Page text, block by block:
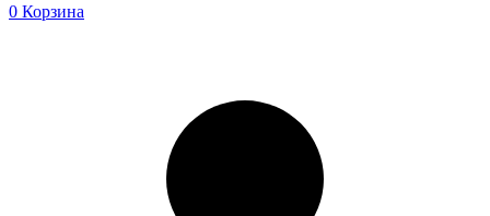
0 Корзина